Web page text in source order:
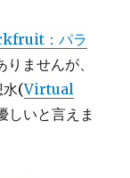
：パラ
りませんが、
水(Virtual
しいと言えま